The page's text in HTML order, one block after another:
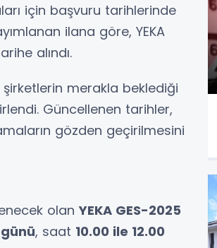
için başvuru tarihlerinde
ilana göre, YEKA
alındı.
merakla beklediği
Güncellenen tarihler,
gözden geçirilmesini
olan YEKA GES-2025
, saat 10.00 ile 12.00